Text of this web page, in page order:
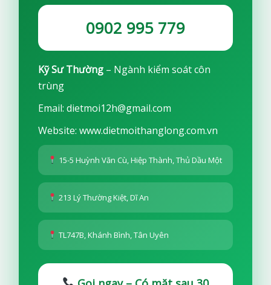
0902 995 779
Kỹ Sư Thường – Ngành kiểm soát côn
trùng
Email: dietmoi12h@gmail.com
Website: www.dietmoithanglong.com.vn
15-5 Huỳnh Văn Cù, Hiệp Thành, Thủ Dầu Một
213 Lý Thường Kiệt, Dĩ An
TL747B, Khánh Bình, Tân Uyên